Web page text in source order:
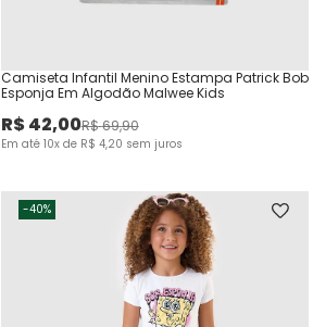
Camiseta Infantil Menino Estampa Patrick Bob
Esponja Em Algodão Malwee Kids
R$42,00R$69,90
Em até 10x de R$ 4,20 sem juros
-40%